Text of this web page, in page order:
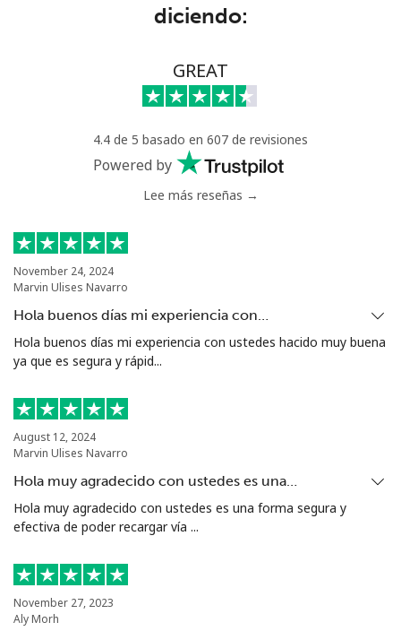
⁦$10⁩
⁦$10⁩
Línea fija
⁦$10⁩
Eswatini
Línea fija
Celular ⁦28.5c⁩
35 min por
diciendo:
GREAT
4.4 de 5 basado en 607 de revisiones
Powered by
Lee más reseñas →
November 24, 2024
Marvin Ulises Navarro
Hola buenos días mi experiencia con…
Hola buenos días mi experiencia con ustedes hacido muy buena
ya que es segura y rápid...
August 12, 2024
Marvin Ulises Navarro
Hola muy agradecido con ustedes es una…
Hola muy agradecido con ustedes es una forma segura y
efectiva de poder recargar vía ...
November 27, 2023
Aly Morh